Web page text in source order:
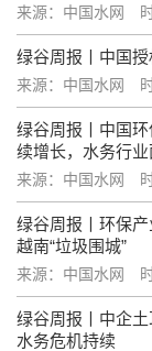
来源：中国水网
绿谷周报丨中国
来源：中国水网
绿谷周报丨中国
续增长，水务行业
来源：中国水网
绿谷周报丨环保产
越南“垃圾围城”
来源：中国水网
绿谷周报丨中企
水务危机持续